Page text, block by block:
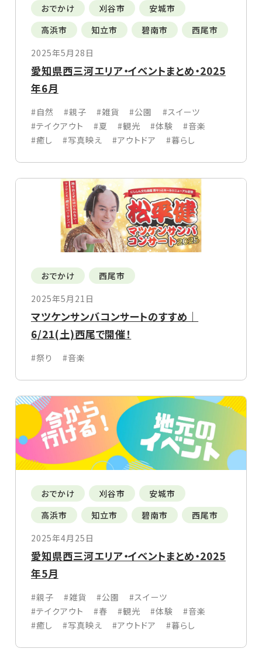
おでかけ 刈谷市
安城市
高浜市
知立市 碧南市
西尾市
2025年5月28日
愛知県西三河エリア・イベントまとめ・2025
年6月
#自然 #親子 #雑貨 #公園
#スイーツ
#テイクアウト
#夏 #観光 #体験
#音楽
#癒し
#写真映え #アウトドア #暮らし
おでかけ
西尾市
2025年5月21日
マツケンサンバコンサートのすすめ｜
6/21(土)西尾で開催！
#祭り #音楽
おでかけ 刈谷市
安城市
高浜市
知立市 碧南市
西尾市
2025年4月25日
愛知県西三河エリア・イベントまとめ・2025
年5月
#親子 #雑貨 #公園
#スイーツ
#テイクアウト
#春 #観光 #体験
#音楽
#癒し
#写真映え #アウトドア #暮らし